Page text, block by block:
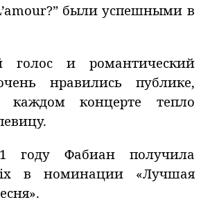
были успешными в
и романтический
нравились публике,
каждом концерте тепло
году Фабиан получила
в номинации «Лучшая